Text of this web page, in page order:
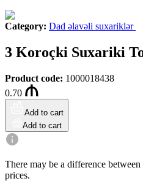
Category: Dad əlavəli suxariklər
3 Koroçki Suxariki
Product code: 1000018438
0.70
Add to cart
Add to cart
There may be a difference
prices.